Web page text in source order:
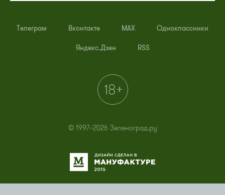
Телеграм Вконтакте MAX Одноклассники
Яндекс.Дзен RSS
© 1997–2026 Зеленоград.ру